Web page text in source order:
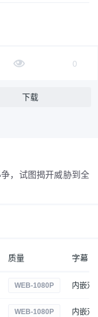
0
下载
，试图揭开威胁到全
质量 字幕
WEB-1080P 内嵌双
WEB-1080P 内嵌双